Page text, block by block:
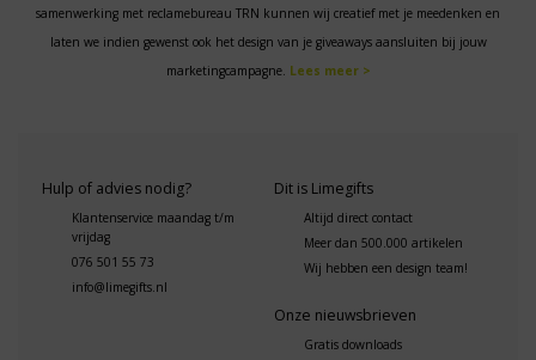
samenwerking met reclamebureau TRN kunnen wij creatief met je meedenken en
laten we indien gewenst ook het design van je giveaways aansluiten bij jouw
marketingcampagne. Lees meer >
Hulp of advies nodig?
Klantenservice maandag t/m
vrijdag
076 501 55 73
info@limegifts.nl
Dit is Limegifts
Altijd direct contact
Meer dan 500.000 artikelen
Wij hebben een design team!
Onze nieuwsbrieven
Gratis downloads